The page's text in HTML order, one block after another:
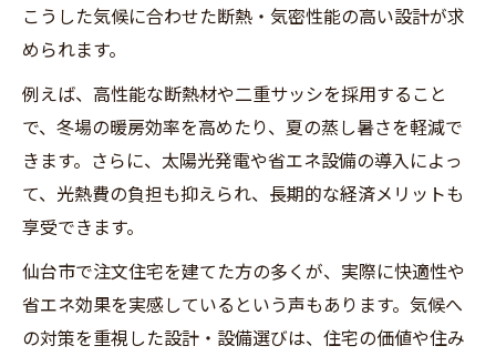
こうした気候に合わせた断熱・気密性能の高い設計が求
められます。
例えば、高性能な断熱材や二重サッシを採用すること
で、冬場の暖房効率を高めたり、夏の蒸し暑さを軽減で
きます。さらに、太陽光発電や省エネ設備の導入によっ
て、光熱費の負担も抑えられ、長期的な経済メリットも
享受できます。
仙台市で注文住宅を建てた方の多くが、実際に快適性や
省エネ効果を実感しているという声もあります。気候へ
の対策を重視した設計・設備選びは、住宅の価値や住み